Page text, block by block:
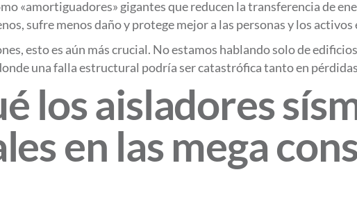
«amortiguadores» gigantes que reducen la transferencia de
sufre menos daño y protege mejor a las personas y los
esto es aún más crucial. No estamos hablando solo de
una falla estructural podría ser catastrófica tanto en
los aisladores
en las mega